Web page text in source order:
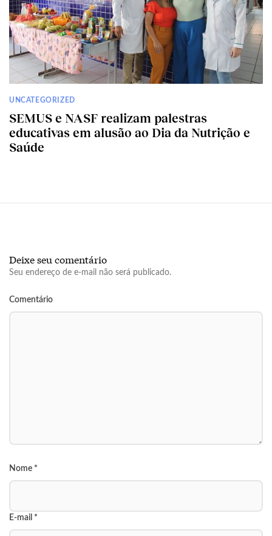
UNCATEGORIZED
SEMUS e NASF realizam palestras
educativas em alusão ao Dia da Nutrição e
Saúde
Deixe seu comentário
Seu endereço de e-mail não será publicado.
Comentário
Nome *
E-mail *